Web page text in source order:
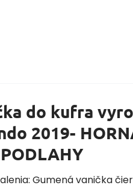
do kufra
2019-
Gumená vanička